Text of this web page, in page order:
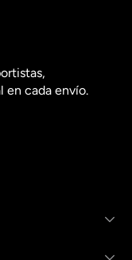
en cada envío.